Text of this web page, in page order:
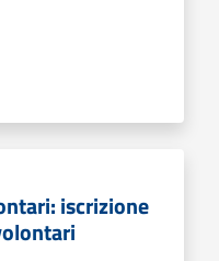
iscrizione